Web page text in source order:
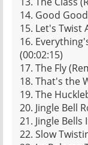
14. Good
15. Let's Twist
16.
(00:02:15)
17. The Fly
18. That's the
19. The
20. Jingle Bell
21. Jingle
22. Slow